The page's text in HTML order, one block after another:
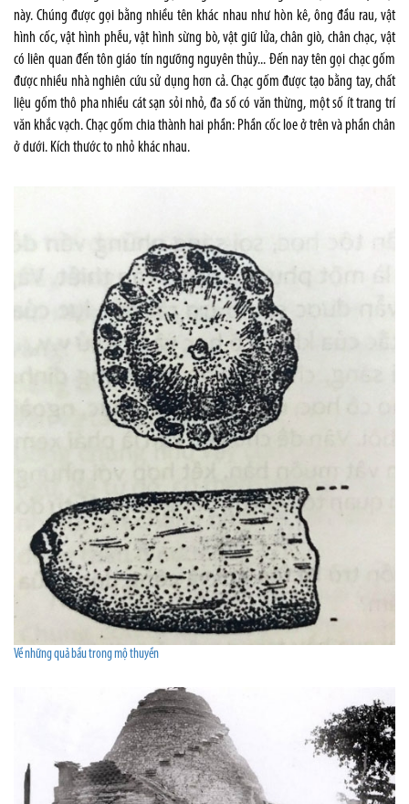
này. Chúng được gọi bằng nhiều tên khác nhau như hòn kê, ông đầu rau, vật
hình cốc, vật hình phễu, vật hình sừng bò, vật giữ lửa, chân giò, chân chạc, vật
có liên quan đến tôn giáo tín ngưỡng nguyên thủy... Đến nay tên gọi chạc gốm
được nhiều nhà nghiên cứu sử dụng hơn cả. Chạc gốm được tạo bằng tay, chất
liệu gốm thô pha nhiều cát sạn sỏi nhỏ, đa số có văn thừng, một số ít trang trí
văn khắc vạch. Chạc gốm chia thành hai phần: Phần cốc loe ở trên và phần chân
ở dưới. Kích thước to nhỏ khác nhau.
Về những quả bầu trong mộ thuyền